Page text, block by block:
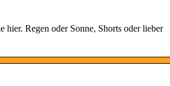
hier. Regen oder Sonne, Shorts oder lieber